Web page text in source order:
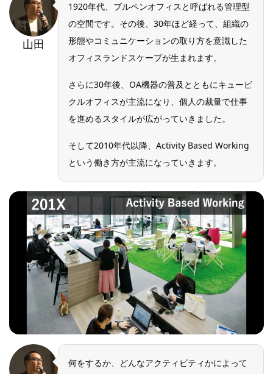
山田
1920年代、ブルペンオフィスと呼ばれる管理型
の空間です。その後、30年ほど経って、組織の
形態やコミュニケーションの取り方を意識した
オフィスランドスケープが生まれます。
さらに30年後、OA機器の普及とともにキュービ
クルオフィスが主流になり、個人の裁量で仕事
を進めるスタイルが広がっていきました。
そして2010年代以降、Activity Based Working
という働き方が主流になっていきます。
何をするか、どんなアクティビティかによって